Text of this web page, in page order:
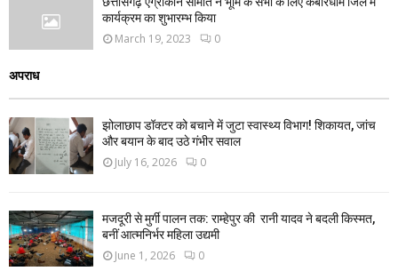
कार्यक्रम का शुभारम्भ किया
March 19, 2023 0
अपराध
झोलाछाप डॉक्टर को बचाने में जुटा स्वास्थ्य विभाग! शिकायत, जांच
और बयान के बाद उठे गंभीर सवाल
July 16, 2026 0
मजदूरी से मुर्गी पालन तक: राम्हेपुर की रानी यादव ने बदली किस्मत,
बनीं आत्मनिर्भर महिला उद्यमी
June 1, 2026 0